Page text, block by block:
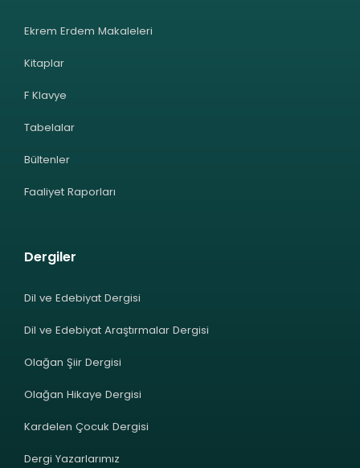
Ekrem Erdem Makaleleri
Kitaplar
F Klavye
Tabelalar
Bültenler
Faaliyet Raporları
Dergiler
Dil ve Edebiyat Dergisi
Dil ve Edebiyat Araştırmalar Dergisi
Olağan Şiir Dergisi
Olağan Hikaye Dergisi
Kardelen Çocuk Dergisi
Dergi Yazarlarımız